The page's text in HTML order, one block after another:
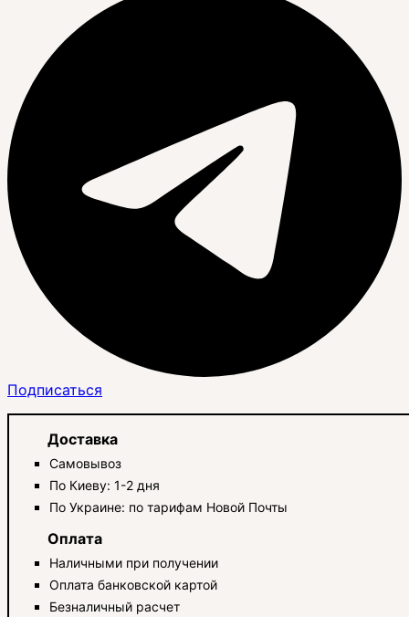
Подписаться
Доставка
Самовывоз
По Киеву: 1-2 дня
По Украине: по тарифам Новой Почты
Оплата
Наличными при получении
Оплата банковской картой
Безналичный расчет